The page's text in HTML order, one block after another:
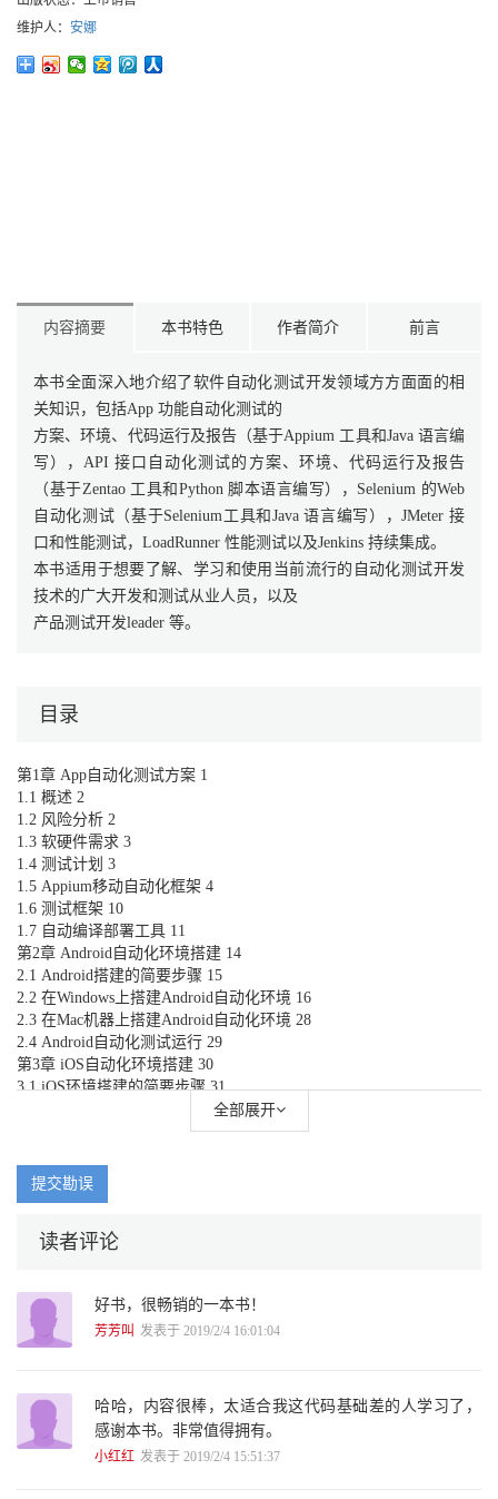
维护人： 安娜
内容摘要 本书特色 作者简介 前言
本书全面深入地介绍了软件自动化测试开发领域方方面面的相
关知识，包括App 功能自动化测试的
方案、环境、代码运行及报告（基于Appium 工具和Java 语言编
写），API 接口自动化测试的方案、环境、代码运行及报告
（基于Zentao 工具和Python 脚本语言编写），Selenium 的Web
自动化测试（基于Selenium工具和Java 语言编写），JMeter 接
口和性能测试，LoadRunner 性能测试以及Jenkins 持续集成。
本书适用于想要了解、学习和使用当前流行的自动化测试开发
技术的广大开发和测试从业人员，以及
产品测试开发leader 等。
目录
第1章 App自动化测试方案 1
1.1 概述 2
1.2 风险分析 2
1.3 软硬件需求 3
1.4 测试计划 3
1.5 Appium移动自动化框架 4
1.6 测试框架 10
1.7 自动编译部署工具 11
第2章 Android自动化环境搭建 14
2.1 Android搭建的简要步骤 15
2.2 在Windows上搭建Android自动化环境 16
2.3 在Mac机器上搭建Android自动化环境 28
2.4 Android自动化测试运行 29
第3章 iOS自动化环境搭建 30
3.1 iOS环境搭建的简要步骤 31
3.2 iOS自动化环境搭建的详细步骤 31
3.3 iOS自动化测试运行 38
第4章 App自动化测试源代码 39
4.3 Android和iOS自动化测试结果展示 73
5.2 所用技术点 78
5.3 主要功能 78
6.1 Python环境准备 81
6.2 Zentao（禅道）项目管理工具 83
6.3 MySQL数据库 84
6.4 Fiddler接口抓包工具 86
全部展开
提交勘误
读者评论
好书，很畅销的一本书！
芳芳叫 发表于 2019/2/4 16:01:04
哈哈，内容很棒，太适合我这代码基础差的人学习了，
感谢本书。非常值得拥有。
小红红 发表于 2019/2/4 15:51:37